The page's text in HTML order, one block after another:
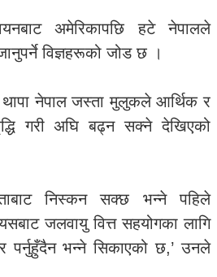
अमेरिकापछि हटे नेपालले
विज्ञहरूको जोड छ ।
नेपाल जस्ता मुलुकले आर्थिक र
गरी अघि बढ्न सक्ने देखिएको
निस्कन सक्छ भन्ने पहिले
जलवायु वित्त सहयोगका लागि
पर्नुहुँदैन भन्ने सिकाएको छ,’ उनले